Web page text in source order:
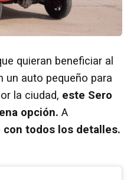
quieran beneficiar al
un auto pequeño para
la ciudad, este Sero
opción. A
con todos los detalles.